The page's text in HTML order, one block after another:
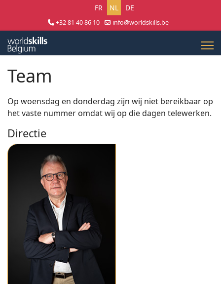
Selecteer uw taal
FR NL DE
+32 81 40 86 10
info@worldskills.be
Team
Op woensdag en donderdag zijn wij niet bereikbaar op
het vaste nummer omdat wij op die dagen telewerken.
Directie